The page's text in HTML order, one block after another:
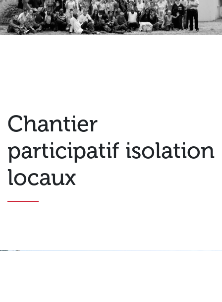
Chantier
participatif isolation
locaux